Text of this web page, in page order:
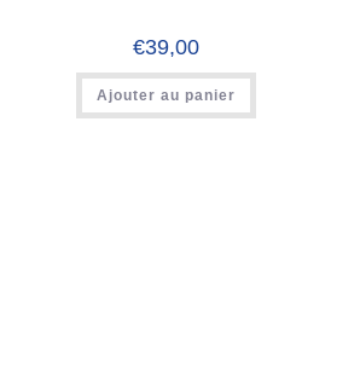
€39,00
Ajouter au panier